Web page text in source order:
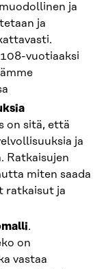
ja
ja
vuotiaaksi
on sitä, että
ja
Ratkaisujen
miten saada
ratkaisut ja
.
on
vastaa